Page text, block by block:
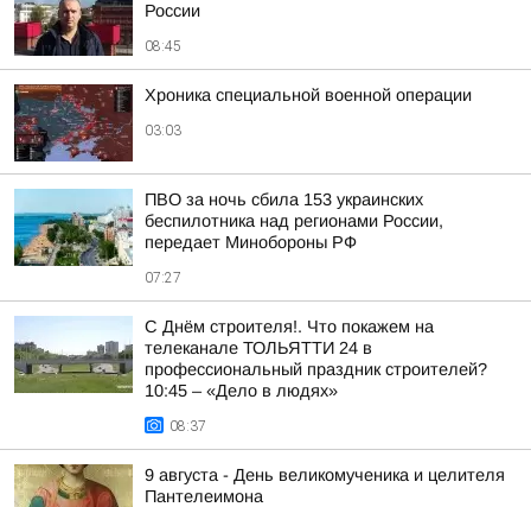
России
08:45
Хроника специальной военной операции
03:03
ПВО за ночь сбила 153 украинских
беспилотника над регионами России,
передает Минобороны РФ
07:27
С Днём строителя!. Что покажем на
телеканале ТОЛЬЯТТИ 24 в
профессиональный праздник строителей?
10:45 – «Дело в людях»
08:37
9 августа - День великомученика и целителя
Пантелеимона